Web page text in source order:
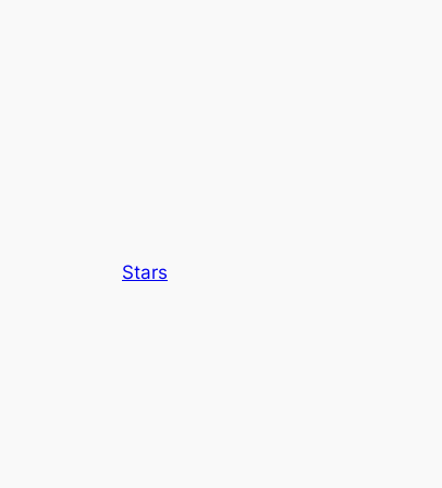
Stars